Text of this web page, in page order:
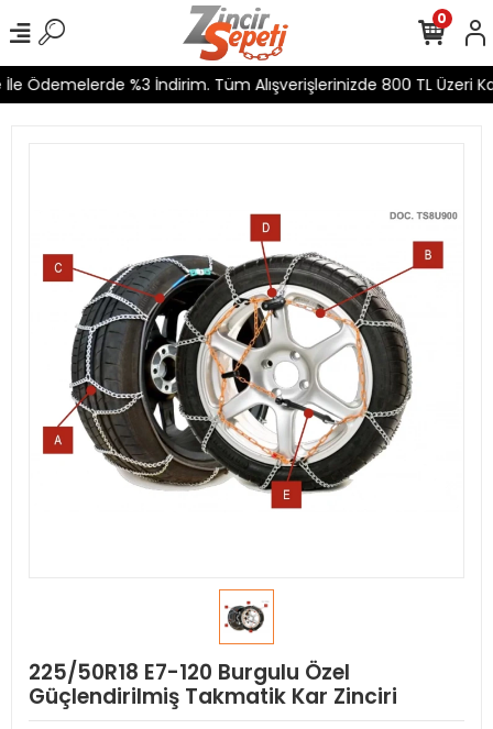
Ödemelerde %3 İndirim. Tüm Alışverişlerinizde 800 TL Üzeri
0
225/50R18 E7-120 Burgulu Özel
Güçlendirilmiş Takmatik Kar Zinciri